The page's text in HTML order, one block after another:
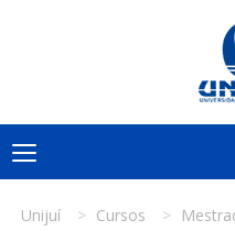
Unijuí Cursos